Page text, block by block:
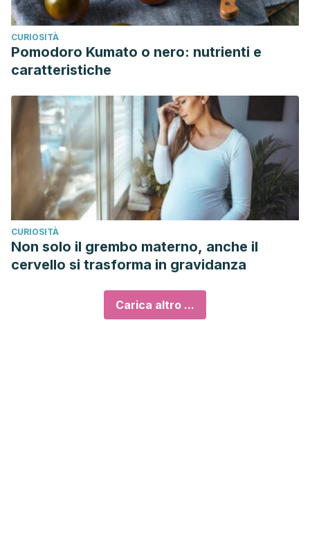
CURIOSITÀ
Pomodoro Kumato o nero: nutrienti e
caratteristiche
CURIOSITÀ
Non solo il grembo materno, anche il
cervello si trasforma in gravidanza
Carica altro ...